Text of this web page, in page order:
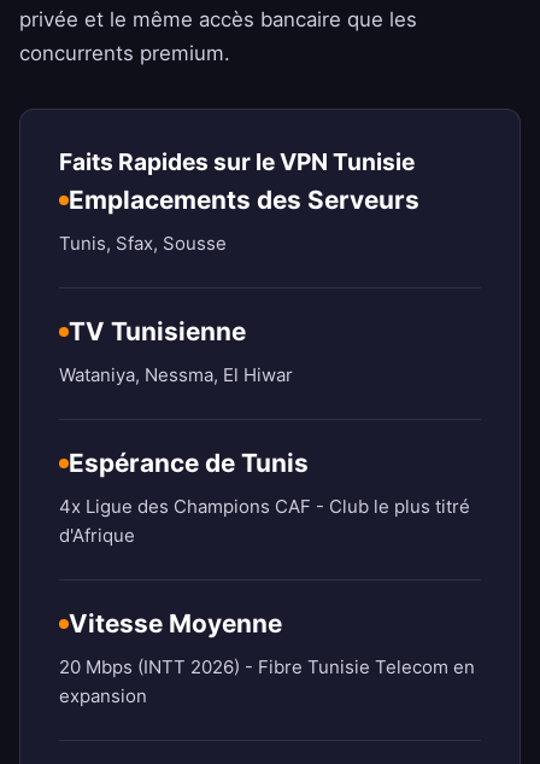
privée et le même accès bancaire que les
concurrents premium.
Faits Rapides sur le VPN Tunisie
Emplacements des Serveurs
Tunis, Sfax, Sousse
TV Tunisienne
Wataniya, Nessma, El Hiwar
Espérance de Tunis
4x Ligue des Champions CAF - Club le plus titré
d'Afrique
Vitesse Moyenne
20 Mbps (INTT 2026) - Fibre Tunisie Telecom en
expansion